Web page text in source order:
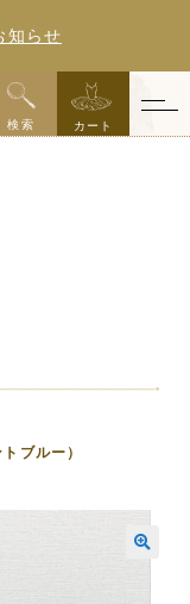
知らせ
x
検索 カート
ブルー）